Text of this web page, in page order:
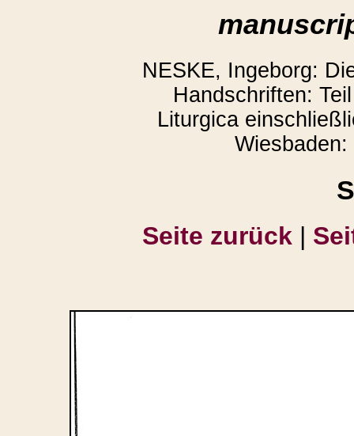
NESKE, Ingeborg:
Handschriften:
Liturgica
Seite zurück |